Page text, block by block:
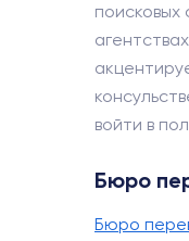
поисковых
войти в
Бюро
Бюро